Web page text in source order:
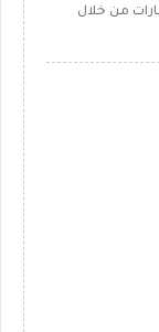
من خلال